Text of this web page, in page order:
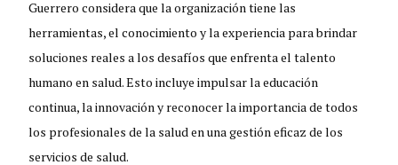
Guerrero considera que la organización tiene las
herramientas, el conocimiento y la experiencia para brindar
soluciones reales a los desafíos que enfrenta el talento
humano en salud. Esto incluye impulsar la educación
continua, la innovación y reconocer la importancia de todos
los profesionales de la salud en una gestión eficaz de los
servicios de salud.